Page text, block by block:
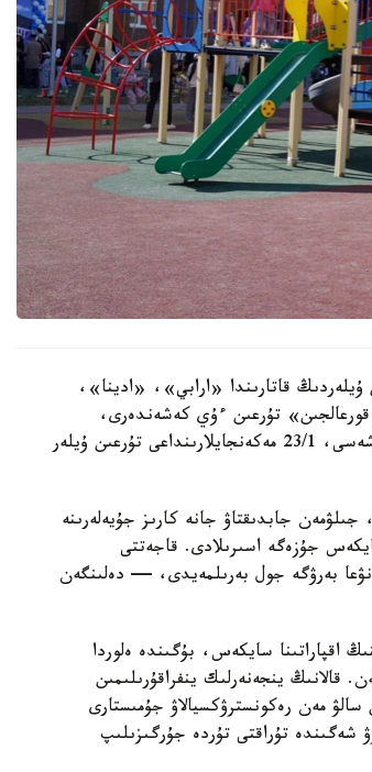
قاتارىندا «ارابي»، «ادينا»،
تۇرعىن ءۇي كەشەندەرى،
سونداي-اق ە-496 كوشەسىندەگى 10, 10/1, 10/3 جانە وماروۆ كوشەسى، 23/1 مەكەنجايلارىنداعى تۇرعىن ۇيلەر
جابدىقتاۋ جانە كارىز جۇيەلەرىنە
جۇزەگە اسىرىلادى. قاجەتتى
بەرۋگە جول بەرىلمەيدى، — دەلىنگەن
اقپاراتىنا سايكەس، بۇگىندە ەلوردا
100 پايىز قامتاماسىز ەتىلگەن. قالانىڭ ينجەنەرلىك ينفراقۇرىلىمىن
مەن رەكونسترۋكسيالاۋ جۇمىستارى
شەگىندە تۇراقتى تۇردە جۇرگىزىلىپ